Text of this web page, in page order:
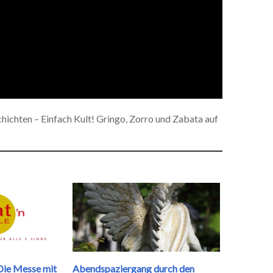
– Einfach Kult! Gringo, Zorro und Zabata auf
Messe mit Abendspaziergang durch den